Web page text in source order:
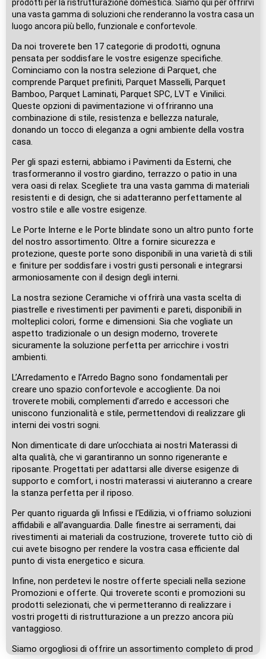
prodotti per la ristrutturazione domestica. Siamo qui per offrirvi
una vasta gamma di soluzioni che renderanno la vostra casa un
luogo ancora più bello, funzionale e confortevole.
Da noi troverete ben 17 categorie di prodotti, ognuna
pensata per soddisfare le vostre esigenze specifiche.
Cominciamo con la nostra selezione di Parquet, che
comprende Parquet prefiniti, Parquet Masselli, Parquet
Bamboo, Parquet Laminati, Parquet SPC, LVT e Vinilici.
Queste opzioni di pavimentazione vi offriranno una
combinazione di stile, resistenza e bellezza naturale,
donando un tocco di eleganza a ogni ambiente della vostra
casa.
Per gli spazi esterni, abbiamo i Pavimenti da Esterni, che
trasformeranno il vostro giardino, terrazzo o patio in una
vera oasi di relax. Scegliete tra una vasta gamma di materiali
resistenti e di design, che si adatteranno perfettamente al
vostro stile e alle vostre esigenze.
Le Porte Interne e le Porte blindate sono un altro punto forte
del nostro assortimento. Oltre a fornire sicurezza e
protezione, queste porte sono disponibili in una varietà di stili
e finiture per soddisfare i vostri gusti personali e integrarsi
armoniosamente con il design degli interni.
La nostra sezione Ceramiche vi offrirà una vasta scelta di
piastrelle e rivestimenti per pavimenti e pareti, disponibili in
molteplici colori, forme e dimensioni. Sia che vogliate un
aspetto tradizionale o un design moderno, troverete
sicuramente la soluzione perfetta per arricchire i vostri
ambienti.
L’Arredamento e l’Arredo Bagno sono fondamentali per
creare uno spazio confortevole e accogliente. Da noi
troverete mobili, complementi d’arredo e accessori che
uniscono funzionalità e stile, permettendovi di realizzare gli
interni dei vostri sogni.
Non dimenticate di dare un’occhiata ai nostri Materassi di
alta qualità, che vi garantiranno un sonno rigenerante e
riposante. Progettati per adattarsi alle diverse esigenze di
supporto e comfort, i nostri materassi vi aiuteranno a creare
la stanza perfetta per il riposo.
Per quanto riguarda gli Infissi e l’Edilizia, vi offriamo soluzioni
affidabili e all’avanguardia. Dalle finestre ai serramenti, dai
rivestimenti ai materiali da costruzione, troverete tutto ciò di
cui avete bisogno per rendere la vostra casa efficiente dal
punto di vista energetico e sicura.
Infine, non perdetevi le nostre offerte speciali nella sezione
Promozioni e offerte. Qui troverete sconti e promozioni su
prodotti selezionati, che vi permetteranno di realizzare i
vostri progetti di ristrutturazione a un prezzo ancora più
vantaggioso.
Siamo orgogliosi di offrire un assortimento completo di prod